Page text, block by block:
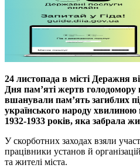
24 листопада в місті Деражня
Дня пам’яті жертв голодомору
вшанували пам’ять загиблих
українського народу хвилиною
1932-1933 років, яка забрала
У скорботних заходах взяли
працівники установ й
та жителі міста.